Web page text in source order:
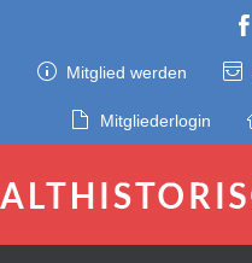
Mitglied werden
Mitgliederlogin